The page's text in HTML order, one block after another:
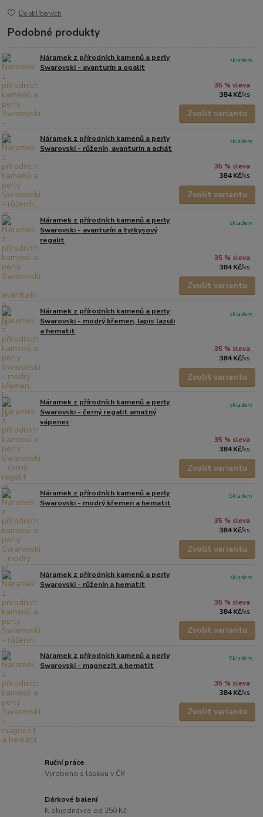
Do oblíbených
Podobné produkty
Náramek z přírodních kamenů a perly
Swarovski - avanturín a opalit
35 % sleva
384 Kč/ks
skladem
Zvolit variantu
Náramek z přírodních kamenů a perly
Swarovski - růženín, avanturín a achát
35 % sleva
384 Kč/ks
skladem
Zvolit variantu
Náramek z přírodních kamenů a perly
Swarovski - avanturín a tyrkysový
regalit
35 % sleva
384 Kč/ks
skladem
Zvolit variantu
Náramek z přírodních kamenů a perly
Swarovski - modrý křemen, lapis lazuli
a hematit
35 % sleva
384 Kč/ks
skladem
Zvolit variantu
Náramek z přírodních kamenů a perly
Swarovski - černý regalit amatný
vápenec
35 % sleva
384 Kč/ks
skladem
Zvolit variantu
Náramek z přírodních kamenů a perly
Swarovski - modrý křemen a hematit
35 % sleva
384 Kč/ks
Skladem
Zvolit variantu
Náramek z přírodních kamenů a perly
Swarovski - růženín a hematit
35 % sleva
384 Kč/ks
skladem
Zvolit variantu
Náramek z přírodních kamenů a perly
Swarovski - magnezit a hematit
35 % sleva
384 Kč/ks
Skladem
Zvolit variantu
Ruční práce
Vyrobeno s láskou v ČR
Dárkové balení
K objednávce od 350 Kč